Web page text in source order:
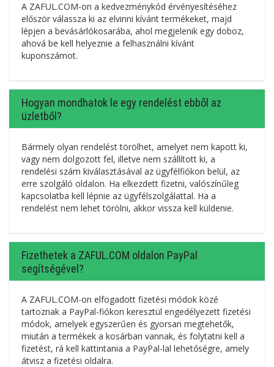
A ZAFUL.COM-on a kedvezménykód érvényesítéséhez
először válassza ki az elvinni kívánt termékeket, majd
lépjen a bevásárlókosarába, ahol megjelenik egy doboz,
ahová be kell helyeznie a felhasználni kívánt
kuponszámot.
Hogyan mondhatok le egy rendelést ebből az
üzletből?
Bármely olyan rendelést törölhet, amelyet nem kapott ki,
vagy nem dolgozott fel, illetve nem szállított ki, a
rendelési szám kiválasztásával az ügyfélfiókon belül, az
erre szolgáló oldalon. Ha elkezdett fizetni, valószínűleg
kapcsolatba kell lépnie az ügyfélszolgálattal. Ha a
rendelést nem lehet törölni, akkor vissza kell küldenie.
Fizethetek a ZAFUL.COM oldalon PayPal
segítségével?
A ZAFUL.COM-on elfogadott fizetési módok közé
tartoznak a PayPal-fiókon keresztül engedélyezett fizetési
módok, amelyek egyszerűen és gyorsan megtehetők,
miután a termékek a kosárban vannak, és folytatni kell a
fizetést, rá kell kattintania a PayPal-lal lehetőségre, amely
átvisz a fizetési oldalra.